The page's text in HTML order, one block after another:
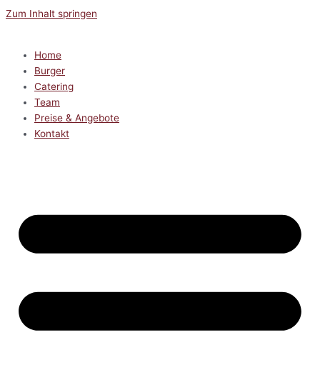
Zum Inhalt springen
Home
Burger
Catering
Team
Preise & Angebote
Kontakt